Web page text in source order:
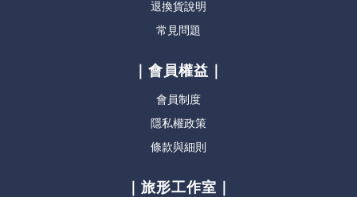
退換貨說明
常見問題
｜會員權益｜
會員制度
隱私權政策
條款與細則
｜旅形工作室｜